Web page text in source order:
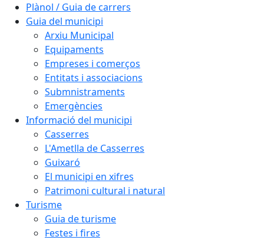
Plànol / Guia de carrers
Guia del municipi
Arxiu Municipal
Equipaments
Empreses i comerços
Entitats i associacions
Submnistraments
Emergències
Informació del municipi
Casserres
L'Ametlla de Casserres
Guixaró
El municipi en xifres
Patrimoni cultural i natural
Turisme
Guia de turisme
Festes i fires